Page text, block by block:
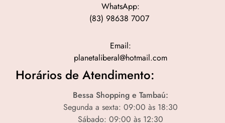
WhatsApp:
(83) 98638 7007
Email:
planetaliberal@hotmail.com
Horários de Atendimento:
Bessa Shopping e Tambaú:
Segunda a sexta: 09:00 às 18:30
Sábado: 09:00 às 12:30